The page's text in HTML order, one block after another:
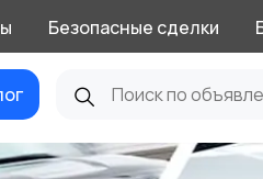
Безопасные сделки